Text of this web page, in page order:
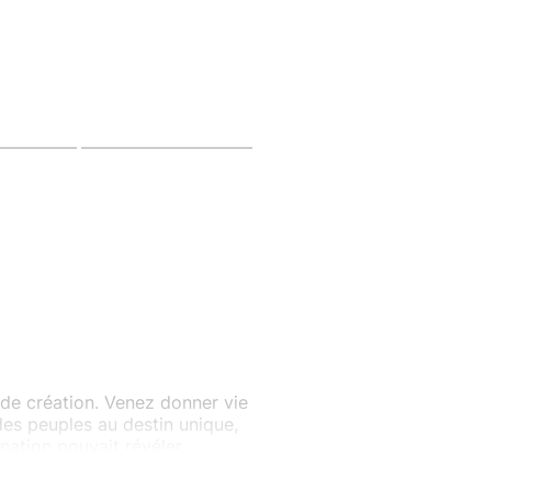
création. Venez donner vie
peuples au destin unique,